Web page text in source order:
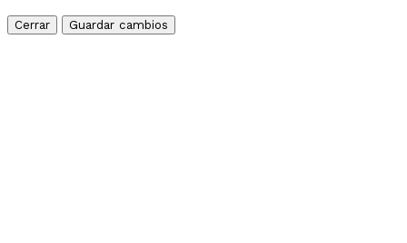
Desde 1795 €
Cerrar Guardar cambios